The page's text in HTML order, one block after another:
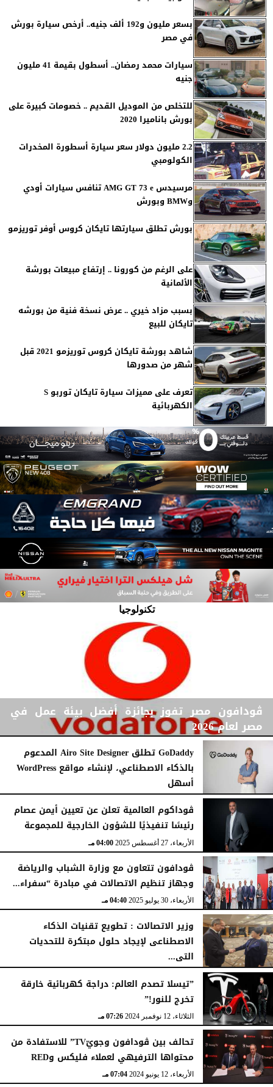
بسعر مليون و192 ألف جنيه.. أرخص سيارة بورش
في مصر
سيارات محمد رمضان.. أسطول بقيمة 41 مليون
جنيه
للتخلص من الموديل القديم .. خصومات كبيرة على
بورش باناميرا 2020
2.2 مليون دولار سعر سيارة أسطورة المخدرات
الكولومبي
مرسيدس AMG GT 73 e تنافس سيارات أودي
وBMW وبورش
بورش تطلق سيارتها تايكان كروس أوفر توريزمو
على الرغم من كورونا .. إرتفاع مبيعات بورشة
الألمانية
بسبب مزاد خيري .. عرض نسخة فنية من بورشه
تايكان للبيع
شاهد بورشة تايكان كروس توريزمو 2021 قبل
شهر من صدورها
تعرف على مميزات سيارة تايكان توربو S
الكهربائية
تكنولوجيا
ڤودافون مصر تفوز بجائزة أفضل بيئة عمل في
مصر لعام 2026
الجمعة، 15 مايو 2026 02:21 مـ
GoDaddy تطلق Airo Site Designer المدعوم
بالذكاء الاصطناعي، لإنشاء مواقع WordPress
أسهل
الأربعاء، 24 سبتمبر 2025
ڤوداكوم العالمية تعلن عن تعيين أيمن عصام
رئيسًا تنفيذيًا للشؤون الخارجية للمجموعة
الأربعاء، 27 أغسطس 2025 04:00 مـ
ڤودافون تتعاون مع وزارة الشباب والرياضة
وجهاز تنظيم الاتصالات في مبادرة “سفراء...
الأربعاء، 30 يوليو 2025 04:40 مـ
وزير الاتصالات : تطويع تقنيات الذكاء
الاصطناعى لإيجاد حلول مبتكرة للتحديات
التى...
الخميس، 8 مايو 2025 05:41 مـ
”تيسلا تصدم العالم: دراجة كهربائية خارقة
تخرج للنور!”
الثلاثاء، 12 نوفمبر 2024 07:26 مـ
تحالف بين ڤودافون وجويّTV” للاستفادة من
محتواها الترفيهي لعملاء فليكس وRED
الأربعاء، 12 يونيو 2024 07:04 مـ